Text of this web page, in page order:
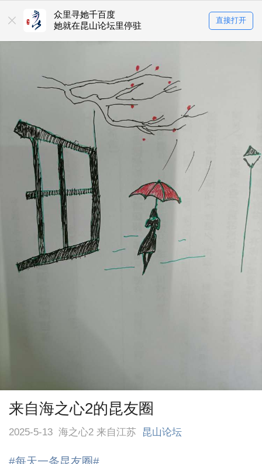
众里寻她千百度
她就在昆山论坛里停驻
直接打开
来自海之心2的昆友圈
2025-5-13 海之心2 来自江苏 昆山论坛
#每天一条昆友圈#